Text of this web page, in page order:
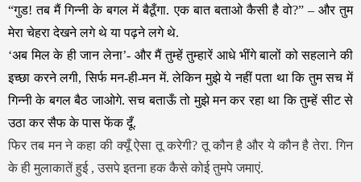
“गुड! तब मैं गिन्नी के बगल में बैठूँगा. एक बात बताओ कैसी है वो?” – और तुम
मेरा चेहरा देखने लगे थे या पढ़ने लगे थे.
‘अब मिल के ही जान लेना’- और मैं तुम्हें तुम्हारें आधे भींगे बालों को सहलाने की
इच्छा करने लगी, सिर्फ मन-ही-मन में. लेकिन मुझे ये नहीं पता था कि तुम सच में
गिन्नी के बगल बैठ जाओगे. सच बताऊँ तो मुझे मन कर रहा था कि तुम्हें सीट से
उठा कर सैफ के पास फेंक दूँ.
फिर तब मन ने कहा की क्यूँ ऐसा तू करेगी? तू कौन है और ये कौन है तेरा. गिन
के ही मुलाकातें हुई , उसपे इतना हक कैसे कोई तुमपे जमाएं.